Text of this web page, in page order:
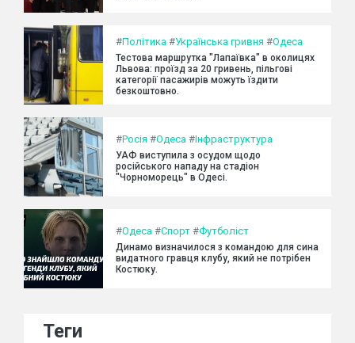
#Політика #Українська гривня #Одеса
Тестова маршрутка "Лапаївка" в околицях
Львова: проїзд за 20 гривень, пільгові
категорії пасажирів можуть їздити
безкоштовно.
#Росія #Одеса #Інфраструктура
УАФ виступила з осудом щодо
російського нападу на стадіон
"Чорноморець" в Одесі.
#Одеса #Спорт #Футболіст
Динамо визначилося з командою для сина
видатного гравця клубу, який не потрібен
Костюку.
Теги